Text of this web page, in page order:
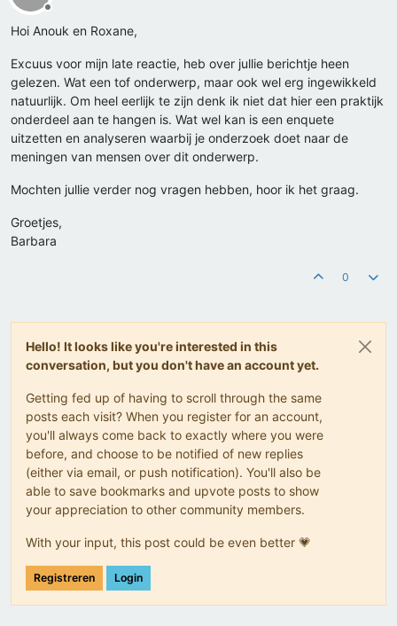
Offline
Hoi Anouk en Roxane,
Excuus voor mijn late reactie, heb over jullie berichtje heen
gelezen. Wat een tof onderwerp, maar ook wel erg ingewikkeld
natuurlijk. Om heel eerlijk te zijn denk ik niet dat hier een praktijk
onderdeel aan te hangen is. Wat wel kan is een enquete
uitzetten en analyseren waarbij je onderzoek doet naar de
meningen van mensen over dit onderwerp.
Mochten jullie verder nog vragen hebben, hoor ik het graag.
Groetjes,
Barbara
0
Hello! It looks like you're interested in this
conversation, but you don't have an account yet.
Getting fed up of having to scroll through the same
posts each visit? When you register for an account,
you'll always come back to exactly where you were
before, and choose to be notified of new replies
(either via email, or push notification). You'll also be
able to save bookmarks and upvote posts to show
your appreciation to other community members.
With your input, this post could be even better 💗
Registreren Login